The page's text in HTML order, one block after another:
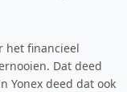
het financieel
Dat deed
Yonex deed dat ook